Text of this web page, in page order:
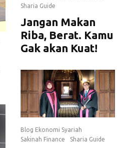
Sharia Guide
Jangan Makan
Riba, Berat. Kamu
Gak akan Kuat!
Blog Ekonomi Syariah
Sakinah Finance
Sharia Guide